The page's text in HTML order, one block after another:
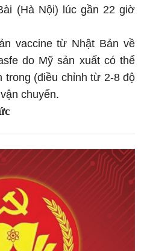
(Hà Nội) lúc gần 22 giờ
vaccine từ Nhật Bản về
do Mỹ sản xuất có thể
trong (điều chỉnh từ 2-8 độ
chuyển.